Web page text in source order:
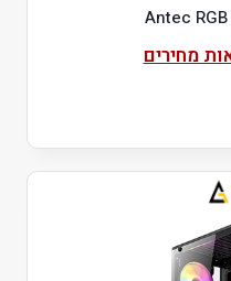
מחירים